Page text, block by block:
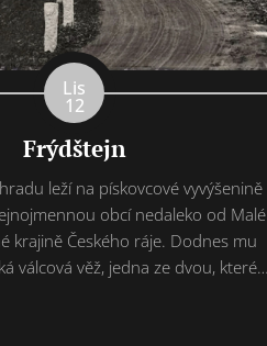
Lis
12
Frýdštejn
leží na pískovcové vyvýšenině
obcí nedaleko od Malé
krajině Českého ráje. Dodnes mu
válcová věž, jedna ze dvou, které